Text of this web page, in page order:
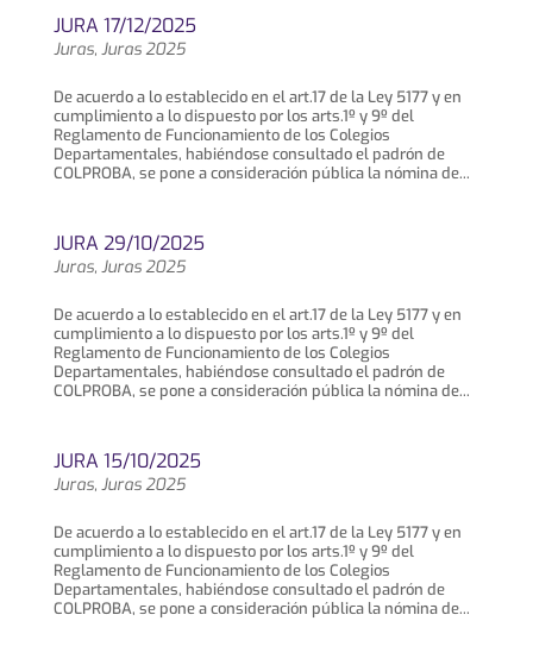
JURA 17/12/2025
Juras, Juras 2025
De acuerdo a lo establecido en el art.17 de la Ley 5177 y en
cumplimiento a lo dispuesto por los arts.1º y 9º del
Reglamento de Funcionamiento de los Colegios
Departamentales, habiéndose consultado el padrón de
COLPROBA, se pone a consideración pública la nómina de...
JURA 29/10/2025
Juras, Juras 2025
De acuerdo a lo establecido en el art.17 de la Ley 5177 y en
cumplimiento a lo dispuesto por los arts.1º y 9º del
Reglamento de Funcionamiento de los Colegios
Departamentales, habiéndose consultado el padrón de
COLPROBA, se pone a consideración pública la nómina de...
JURA 15/10/2025
Juras, Juras 2025
De acuerdo a lo establecido en el art.17 de la Ley 5177 y en
cumplimiento a lo dispuesto por los arts.1º y 9º del
Reglamento de Funcionamiento de los Colegios
Departamentales, habiéndose consultado el padrón de
COLPROBA, se pone a consideración pública la nómina de...